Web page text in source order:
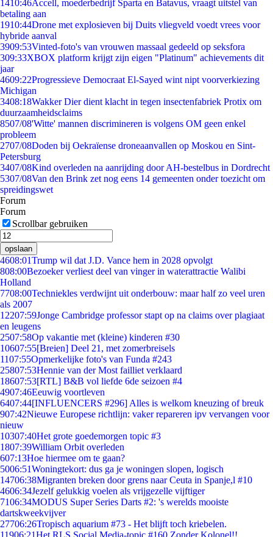
1410:46Accell, moederbedrijf Sparta en Batavus, vraagt uitstel van
betaling aan
1910:44Drone met explosieven bij Duits vliegveld voedt vrees voor
hybride aanval
3909:53Vinted-foto's van vrouwen massaal gedeeld op seksfora
309:33XBOX platform krijgt zijn eigen "Platinum" achievements dit
jaar
4609:22Progressieve Democraat El-Sayed wint nipt voorverkiezing
Michigan
3408:18Wakker Dier dient klacht in tegen insectenfabriek Protix om
duurzaamheidsclaims
8507/08'Witte' mannen discrimineren is volgens OM geen enkel
probleem
2707/08Doden bij Oekraïense droneaanvallen op Moskou en Sint-
Petersburg
3407/08Kind overleden na aanrijding door AH-bestelbus in Dordrecht
5307/08Van den Brink zet nog eens 14 gemeenten onder toezicht om
spreidingswet
Forum
Forum
Scrollbar gebruiken
opslaan
4608:01Trump wil dat J.D. Vance hem in 2028 opvolgt
808:00Bezoeker verliest deel van vinger in waterattractie Walibi
Holland
7708:00Techniekles verdwijnt uit onderbouw: maar half zo veel uren
als 2007
12207:59Jonge Cambridge professor stapt op na claims over plagiaat
en leugens
2507:58Op vakantie met (kleine) kinderen #30
10607:55[Breien] Deel 21, met zomerbreisels
1107:55Opmerkelijke foto's van Funda #243
25807:53Hennie van der Most failliet verklaard
18607:53[RTL] B&B vol liefde 6de seizoen #4
4907:46Eeuwig voortleven
6407:44[INFLUENCERS #296] Alles is welkom kneuzing of breuk
907:42Nieuwe Europese richtlijn: vaker repareren ipv vervangen voor
nieuw
10307:40Het grote goedemorgen topic #3
1807:39William Orbit overleden
607:13Hoe hiermee om te gaan?
5006:51Woningtekort: dus ga je woningen slopen, logisch
14706:38Migranten breken door grens naar Ceuta in Spanje,l #10
4606:34Jezelf gelukkig voelen als vrijgezelle vijftiger
7106:34MODUS Super Series Darts #2: 's werelds mooiste
dartskweekvijver
27706:26Tropisch aquarium #73 - Het blijft toch kriebelen.
11906:21Het RLS Social Media-topic #160 Zonder Kolonel!!